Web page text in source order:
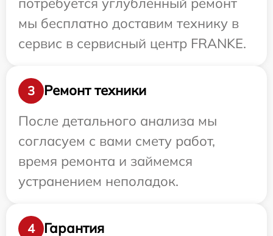
мы бесплатно доставим технику в
сервис в сервисный центр FRANKE.
3
Ремонт техники
После детального анализа мы
согласуем с вами смету работ,
время ремонта и займемся
устранением неполадок.
4
Гарантия